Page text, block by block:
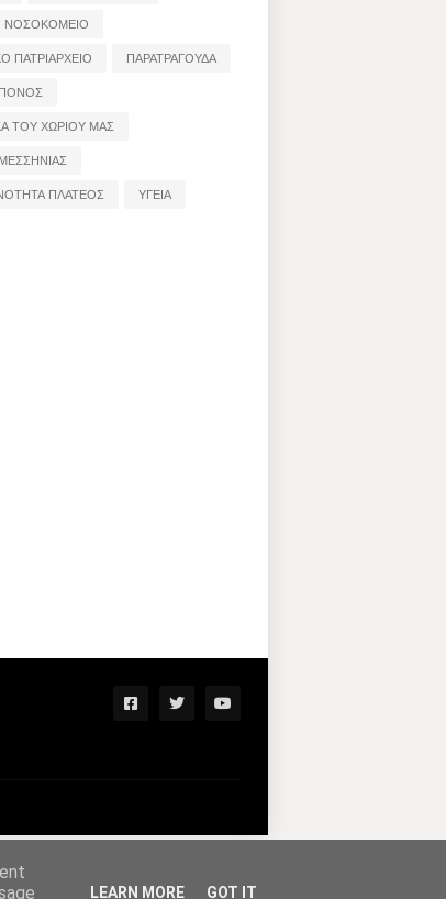
ΝΟΣΟΚΟΜΕΙΟ
ΠΑΤΡΙΑΡΧΕΙΟ
ΠΑΡΑΤΡΑΓΟΥΔΑ
ΠΟΝΟΣ
ΤΟΥ ΧΩΡΙΟΥ ΜΑΣ
ΠΛΑΤΕΟΣ
ΥΓΕΙΑ
LEARN MORE GOT IT